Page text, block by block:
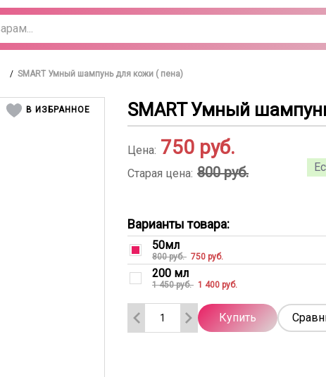
/ SMART Умный шампунь для кожи ( пена)
В ИЗБРАННОЕ SMART Умный
Цена: 750 руб.
Старая цена: 800 руб.
Варианты товара:
50мл
800 руб. 750 руб.
200 мл
1 450 руб. 1 400 руб.
Купить